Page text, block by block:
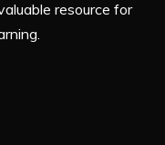
resource for